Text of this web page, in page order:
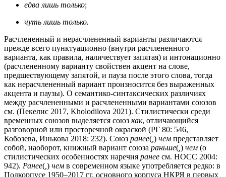
едва лишь только;
чуть лишь только.
Расчлененный и нерасчлененный варианты различаются
прежде всего пунктуационно (внутри расчлененного
варианта, как правила, наличествует запятая) и интонационно
(расчлененному варианту свойствен акцент на слове,
предшествующему запятой, и пауза после этого слова, тогда
как нерасчлененный вариант произносится без выраженных
акцента и паузы). О семантико-синтаксических различиях
между расчлененными и расчлененными вариантами союзов
см. (Пекелис 2017, Kholodilova 2021). Стилистически среди
временных союзов выделяется союз как, отличающийся
разговорной или просторечной окраской (РГ 80: 546,
Кобозева, Инькова 2018: 232). Союз ранее( ) чем представляет
собой, наоборот, книжный вариант союза раньше( ) чем (о
стилистических особенностях наречия ранее см. НОСС 2004:
942). Ранее( ) чем в современном языке употребляется редко: в
Подкорпусе 1950–2017 гг. основного корпуса НКРЯ в первых